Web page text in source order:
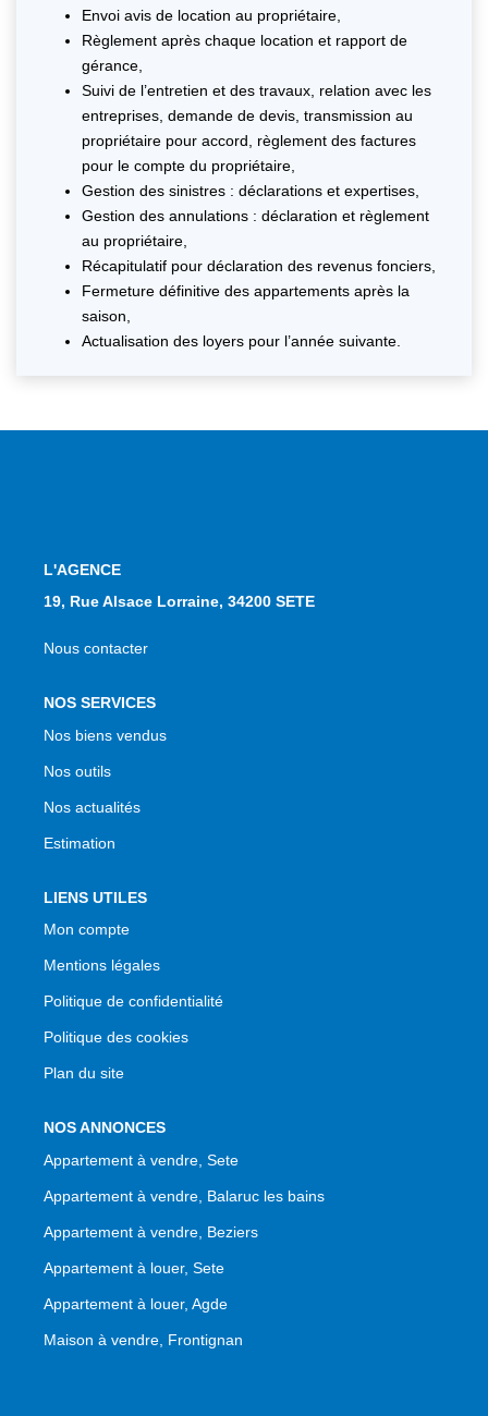
Envoi avis de location au propriétaire,
Règlement après chaque location et rapport de
gérance,
Suivi de l’entretien et des travaux, relation avec les
entreprises, demande de devis, transmission au
propriétaire pour accord, règlement des factures
pour le compte du propriétaire,
Gestion des sinistres : déclarations et expertises,
Gestion des annulations : déclaration et règlement
au propriétaire,
Récapitulatif pour déclaration des revenus fonciers,
Fermeture définitive des appartements après la
saison,
Actualisation des loyers pour l’année suivante.
L'AGENCE
19, Rue Alsace Lorraine, 34200 SETE
Nous contacter
NOS SERVICES
Nos biens vendus
Nos outils
Nos actualités
Estimation
LIENS UTILES
Mon compte
Mentions légales
Politique de confidentialité
Politique des cookies
Plan du site
NOS ANNONCES
Appartement à vendre, Sete
Appartement à vendre, Balaruc les bains
Appartement à vendre, Beziers
Appartement à louer, Sete
Appartement à louer, Agde
Maison à vendre, Frontignan